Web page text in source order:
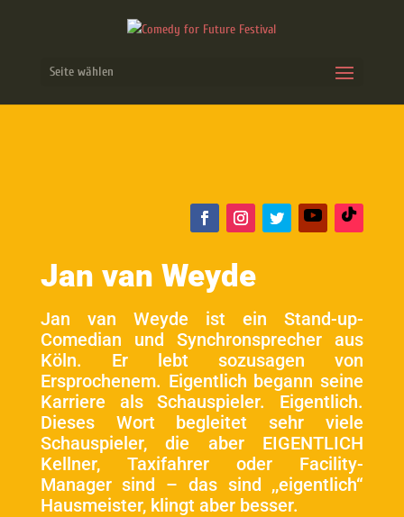
Seite wählen
Jan van Weyde
Jan van Weyde ist ein Stand-up-
Comedian und Synchronsprecher aus
Köln. Er lebt sozusagen von
Ersprochenem. Eigentlich begann seine
Karriere als Schauspieler. Eigentlich.
Dieses Wort begleitet sehr viele
Schauspieler, die aber EIGENTLICH
Kellner, Taxifahrer oder Facility-
Manager sind – das sind ,,eigentlich“
Hausmeister, klingt aber besser.